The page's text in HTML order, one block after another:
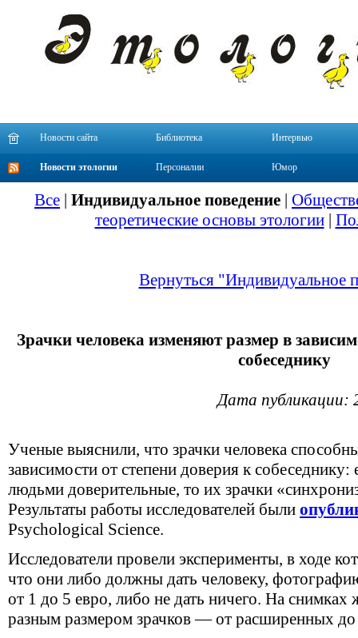
Новости сайта Библиотека Интервью
Новости этологии Персоналии Юмор
Все | Индивидуальное поведение |
теоретические основы этологии|
Вернуться "Индивидуальное
Зрачки человека изменяют размер в
собеседнику
Дата публикации:
Ученые выяснили, что зрачки человека
зависимости от степени доверия к
людьми доверительные, то их зрачки
Результаты работы исследователей были
Psychological Science.
Исследователи провели эксперименты, в ходе
что они либо должны дать человеку,
от 1 до 5 евро, либо не дать ничего. На
разным размером зрачков — от расширенных